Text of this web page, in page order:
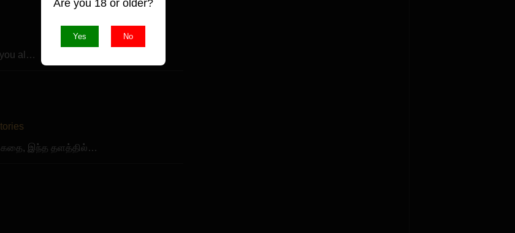
you al…
இந்த தளத்தில்…
Are you 18 or older?
Yes No